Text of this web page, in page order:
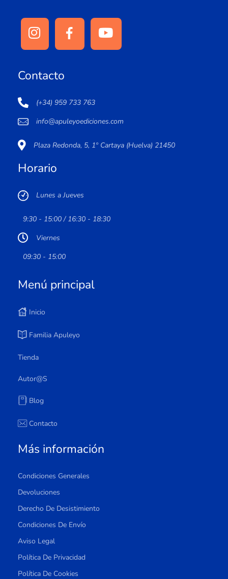
Contacto
(+34) 959 733 763
info@apuleyoediciones.com
Plaza Redonda, 5, 1º Cartaya (Huelva) 21450
Horario
Lunes a Jueves
9:30 - 15:00 / 16:30 - 18:30
Viernes
09:30 - 15:00
Menú principal
Inicio
Familia Apuleyo
Tienda
Autor@s
Blog
Contacto
Más información
Condiciones Generales
Devoluciones
Derecho De Desistimiento
Condiciones De Envío
Aviso Legal
Política De Privacidad
Política De Cookies